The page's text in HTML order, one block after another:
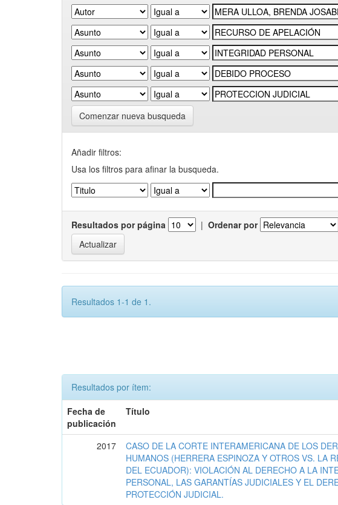
Comenzar nueva busqueda
Añadir filtros:
Usa los filtros para afinar la busqueda.
Resultados por página | Ordenar por
Resultados 1-1 de 1.
Resultados por ítem:
Fecha de
publicación
Título
2017
CASO DE LA CORTE INTERAMERICANA DE LOS
HUMANOS (HERRERA ESPINOZA Y OTROS VS. LA
DEL ECUADOR): VIOLACIÓN AL DERECHO A LA
PERSONAL, LAS GARANTÍAS JUDICIALES Y EL
PROTECCIÓN JUDICIAL.